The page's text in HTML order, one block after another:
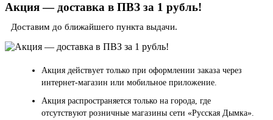
Акция — доставка в ПВЗ за 1 рубль!
Доставим до ближайшего пункта выдачи.
Акция действует только при оформлении заказа через
интернет-магазин или мобильное приложение.
Акция распространяется только на города, где
отсутствуют розничные магазины сети «Русская Дымка».